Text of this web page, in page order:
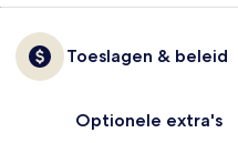
Toeslagen & beleid
Optionele extra's